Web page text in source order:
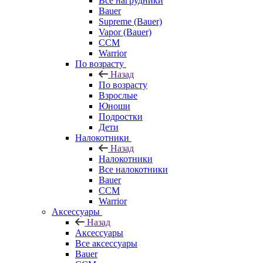
Bauer
Supreme (Bauer)
Vapor (Bauer)
CCM
Warrior
По возрасту
Назад
По возрасту
Взрослые
Юноши
Подростки
Дети
Налокотники
Назад
Налокотники
Все налокотники
Bauer
CCM
Warrior
Аксессуары
Назад
Аксессуары
Все аксессуары
Bauer